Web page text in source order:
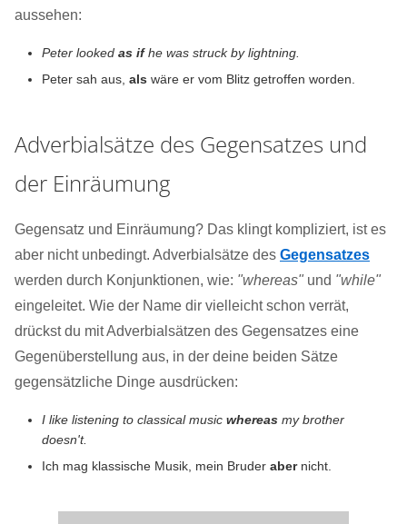
aussehen:
Peter looked as ifhe was struck by lightning.
Peter sah aus, als wäre er vom Blitz getroffen worden.
Adverbialsätze des Gegensatzes und
der Einräumung
Gegensatz und Einräumung? Das klingt kompliziert, ist es
aber nicht unbedingt. Adverbialsätze des Gegensatzes
werden durch Konjunktionen, wie: "whereas" und "while"
eingeleitet. Wie der Name dir vielleicht schon verrät,
drückst du mit Adverbialsätzen des Gegensatzes eine
Gegenüberstellung aus, in der deine beiden Sätze
gegensätzliche Dinge ausdrücken:
I like listening to classical music whereas my brother
doesn't.
Ich mag klassische Musik, mein Bruder abernicht.